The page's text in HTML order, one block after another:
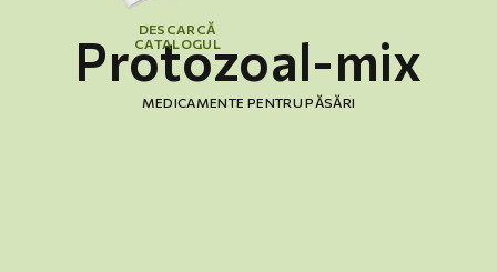
DESCARCĂ
CATALOGUL
Protozoal-mix
MEDICAMENTE PENTRU PĂSĂRI